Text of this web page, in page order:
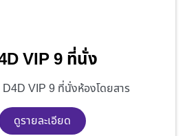
VIP 9 ที่นั่ง
D4D VIP 9 ที่นั่งห้องโดยสาร
ดูรายละเอียด